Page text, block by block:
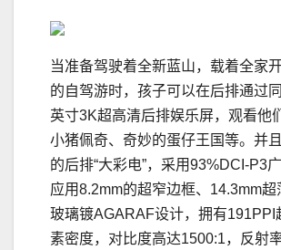
当准备驾驶着全新蓝山，载着全家
的自驾游时，孩子可以在后排通过
英寸3K超高清后排娱乐屏，观看他
小猪佩奇、奇妙的蛋仔王国等。并
的后排“大彩电”，采用93%DCI-P3
应用8.2mm的超窄边框、14.3mm
玻璃镀AGARAF设计，拥有191PPI
素密度，对比度高达1500:1，反射